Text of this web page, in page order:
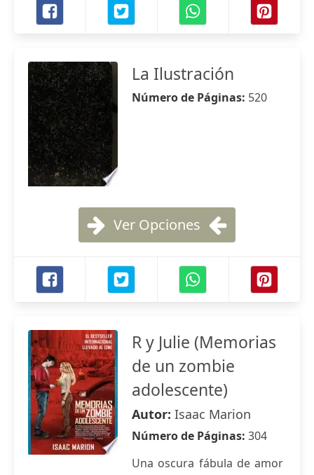
La Ilustración
Número de Páginas: 520
Ver Opciones
R y Julie (Memorias
de un zombie
adolescente)
Autor: Isaac Marion
Número de Páginas: 304
Una oscura fábula de amor